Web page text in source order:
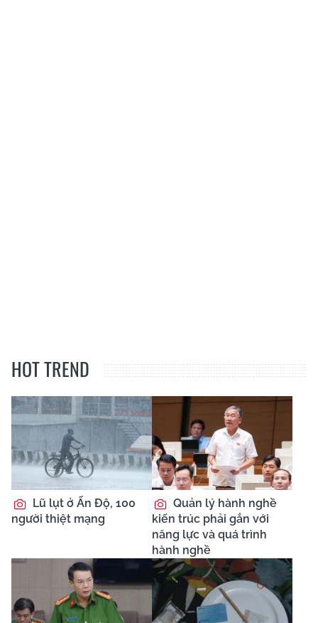
HOT TREND
Lũ lụt ở Ấn Độ, 100
người thiệt mạng
Quản lý hành nghề
kiến trúc phải gắn với
năng lực và quá trình
hành nghề